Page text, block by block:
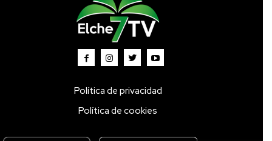
Política de privacidad
Política de cookies